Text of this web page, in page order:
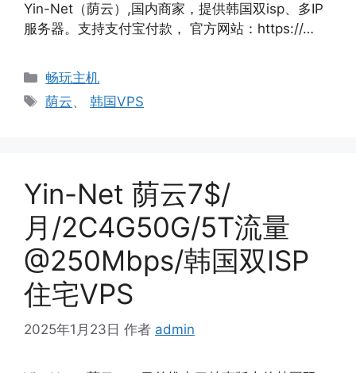
Yin-Net（荫云）,国内商家，提供韩国双isp、多IP
服务器。支持支付宝付款， 官方网站：https://…
分
类
畅玩主机
标
荫云、韩国VPS
Yin-Net 荫云7$/
月/2C4G50G/5T流量
@250Mbps/韩国双ISP
住宅VPS
2025年1月23日 作者 admin